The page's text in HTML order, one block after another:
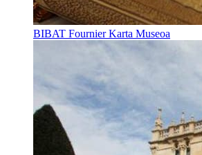
BIBAT Fournier Karta Museoa